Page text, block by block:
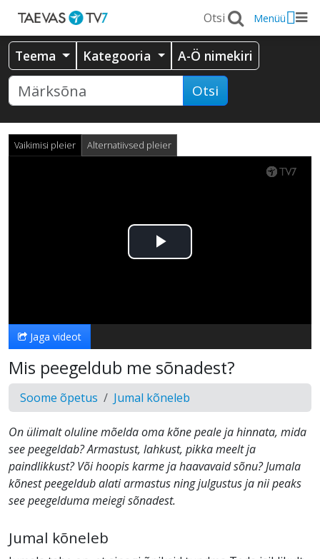
Menüü
Teema Kategooria A-Ö nimekiri
Otsi
Vaikimisi pleier Alternatiivsed pleier
Esita
Jaga videot
Mis peegeldub me sõnadest?
Soome õpetus Jumal kõneleb
On ülimalt oluline mõelda oma kõne peale ja hinnata, mida
see peegeldab? Armastust, lahkust, pikka meelt ja
paindlikkust? Või hoopis karme ja haavavaid sõnu? Jumala
kõnest peegeldub alati armastus ning julgustus ja nii peaks
see peegelduma meiegi sõnadest.
Jumal kõneleb